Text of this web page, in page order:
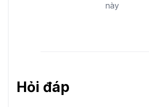
này
Hỏi đáp